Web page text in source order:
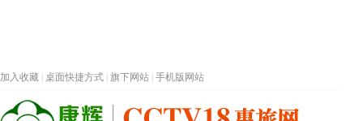
加入收藏 桌面快捷方式 旗下网站 手机版网站